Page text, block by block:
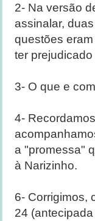
2- Na versão
assinalar,
questões
ter
3- O que e
4-
a "promessa"
à Narizinho.
6- Corrigimos,
24